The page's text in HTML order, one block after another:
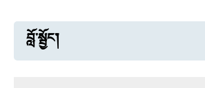
བློ་སྦྱོང་།